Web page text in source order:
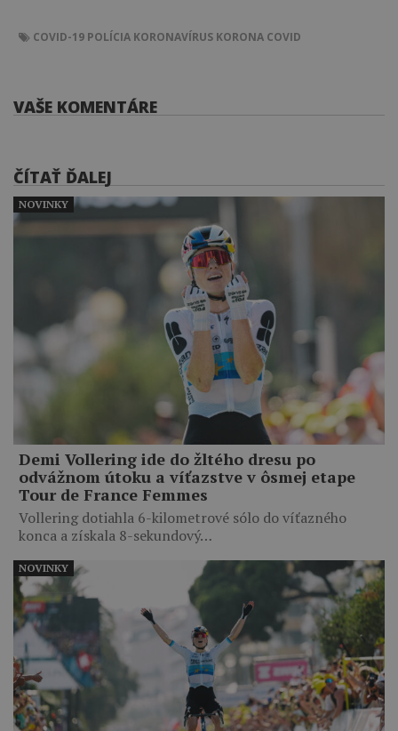
COVID-19 POLÍCIA KORONAVÍRUS KORONA COVID
VAŠE KOMENTÁRE
ČÍTAŤ ĎALEJ
Demi Vollering ide do žltého dresu po
odvážnom útoku a víťazstve v ôsmej etape
Tour de France Femmes
Vollering dotiahla 6-kilometrové sólo do víťazného
konca a získala 8-sekundový…
NOVINKY
NOVINKY